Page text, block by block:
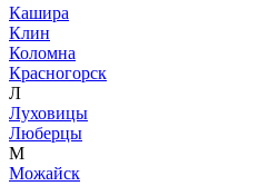
Кашира
Клин
Коломна
Красногорск
Л
Луховицы
Люберцы
М
Можайск